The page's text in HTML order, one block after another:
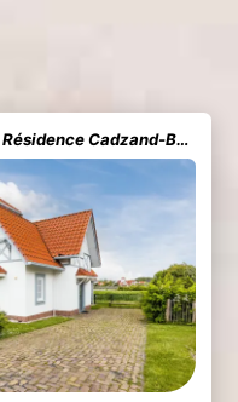
Villa 9A - Noordzee Résidence Cadzand-Bad